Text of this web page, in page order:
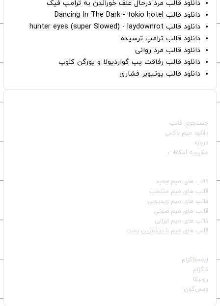
دانلود قالب مرد درحال علف خوراندن به ترامپ فیک
دانلود قالب Dancing In The Dark - tokio hotel
دانلود قالب hunter eyes (super Slowed) - laydownrot
دانلود قالب ترامپ ترسیده
دانلود قالب مرد روانی
دانلود قالب رفاقت پپ گواردیولا و یورگن کلوپ
دانلود قالب یوتیوبر فشاری
جستجوی قالب
دانلود میم باکس
درباره
مقایسه امکانات
قالب‌ های میم جدید
قالب‌ های میم منتخب
قالب‌ های میم ویدیویی
قالب‌ های میم صوتی
قالب‌ های میم ایرانی
قالب‌ های میم با بیشترین پست
اینستاگرام
تلگرام
روبیکا
ویس‌گون